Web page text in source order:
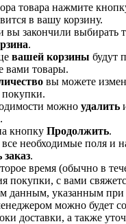
товара нажмите
в вашу корзину.
вы закончили выбирать
.
вашей корзины будут
вами товары.
вы можете
покупки.
можно удалить
кнопку Продолжить.
все необходимые поля и
.
время (обычно в
покупки, с вами
данным, указанным
можно будет
доставки, а также